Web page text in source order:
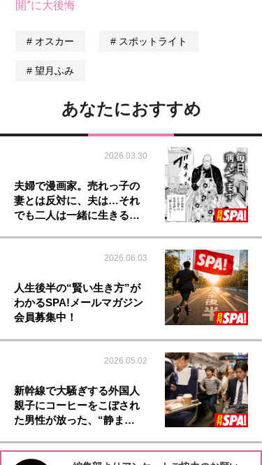
開”に大後悔
オスカー スポットライト
望月ふみ
あなたにおすすめ
2026.03.30
夫婦で漫画家。売れっ子の
妻とは反対に、夫は…それ
でも二人は一緒に生きる…
2026.06.03
人生後半の“賢い生き方”が
わかるSPA!メールマガジン
会員募集中！
2026.05.02
新幹線で大騒ぎする外国人
親子にコーヒーをこぼされ
た男性が放った、“静ま…